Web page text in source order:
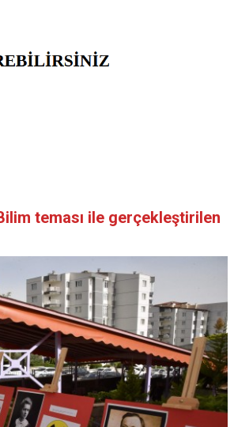
teması ile gerçekleştirilen